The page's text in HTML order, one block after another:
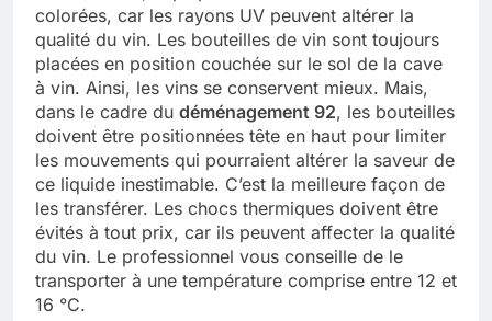
colorées, car les rayons UV peuvent altérer la
qualité du vin. Les bouteilles de vin sont toujours
placées en position couchée sur le sol de la cave
à vin. Ainsi, les vins se conservent mieux. Mais,
dans le cadre du déménagement 92, les bouteilles
doivent être positionnées tête en haut pour limiter
les mouvements qui pourraient altérer la saveur de
ce liquide inestimable. C’est la meilleure façon de
les transférer. Les chocs thermiques doivent être
évités à tout prix, car ils peuvent affecter la qualité
du vin. Le professionnel vous conseille de le
transporter à une température comprise entre 12 et
16 °C.